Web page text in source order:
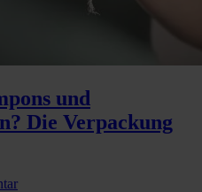
und
Die Verpackung